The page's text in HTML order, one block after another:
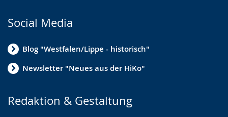
Social Media
Blog "Westfalen/Lippe - historisch"
Newsletter "Neues aus der HiKo"
Redaktion & Gestaltung